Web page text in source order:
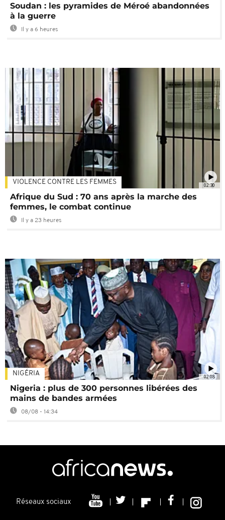
Soudan : les pyramides de Méroé abandonnées
à la guerre
Il y a 6 heures
02:30
VIOLENCE CONTRE LES FEMMES
Afrique du Sud : 70 ans après la marche des
femmes, le combat continue
Il y a 23 heures
02:08
NIGÉRIA
Nigeria : plus de 300 personnes libérées des
mains de bandes armées
08/08 - 14:34
Réseaux sociaux